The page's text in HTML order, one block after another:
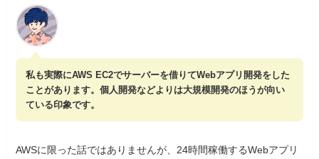
私も実際にAWS EC2でサーバーを借りてWebアプリ開発をした
ことがあります。個人開発などよりは大規模開発のほうが向い
ている印象です。
AWSに限った話ではありませんが、24時間稼働するWebアプリ